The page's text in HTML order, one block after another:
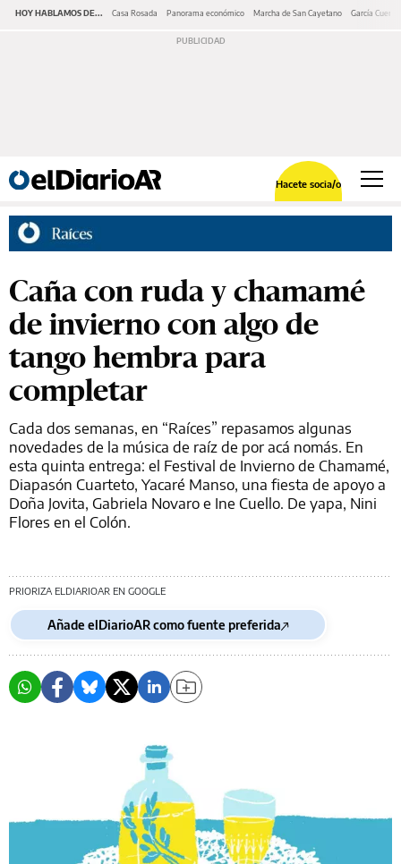
HOY HABLAMOS DE... Casa Rosada Panorama económico Marcha de San Cayetano García Cuerva
Hacete socia/o
Caña con ruda y chamamé
de invierno con algo de
tango hembra para
completar
Cada dos semanas, en “Raíces” repasamos algunas
novedades de la música de raíz de por acá nomás. En
esta quinta entrega: el Festival de Invierno de Chamamé,
Diapasón Cuarteto, Yacaré Manso, una fiesta de apoyo a
Doña Jovita, Gabriela Novaro e Ine Cuello. De yapa, Nini
Flores en el Colón.
PRIORIZA ELDIARIOAR EN GOOGLE
Añade elDiarioAR como fuente preferida